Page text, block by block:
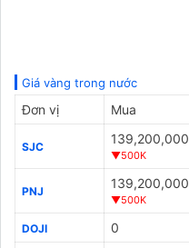
Giá vàng trong nước
Đơn vị Mua
SJC
139,200,000
▼500K
PNJ
139,200,000
▼500K
DOJI 0